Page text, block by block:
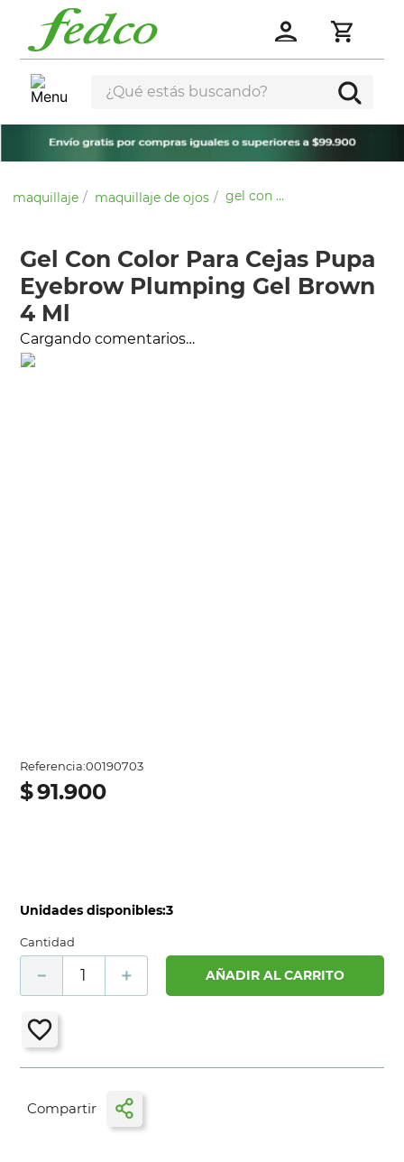
¿Qué estás buscando?
maquillaje maquillaje de ojos gel con color para cejas pupa eyebrow plumping gel brown 4 ml
Gel Con Color Para Cejas Pupa
Eyebrow Plumping Gel Brown
4 Ml
Cargando comentarios…
Referencia:00190703
$91.900
Unidades disponibles:3
Cantidad
＋
－ AÑADIR AL CARRITO